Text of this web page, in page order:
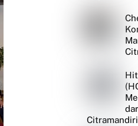
Citramandiri